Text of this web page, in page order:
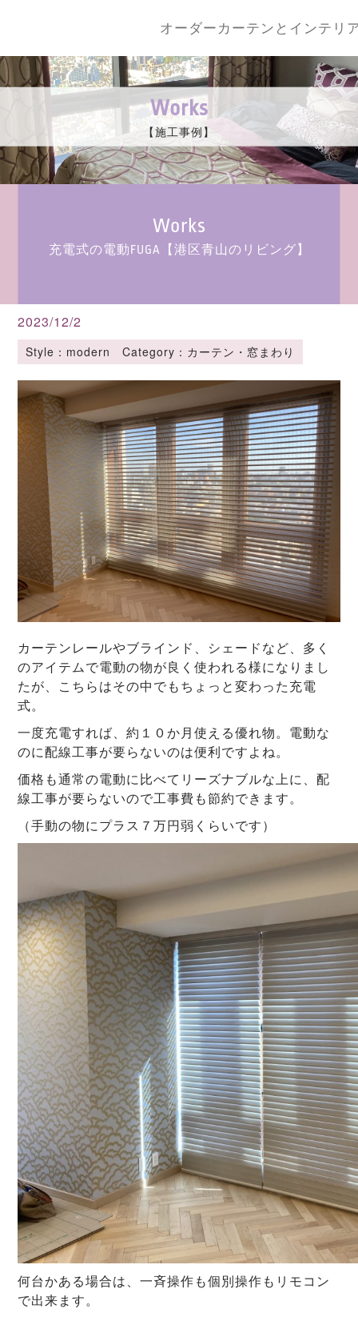
オーダーカーテンとインテリ
Works
【施工事例】
Works
充電式の電動FUGA【港区青山のリビング】
2023/12/2
Style：modern Category：カーテン・窓まわり
カーテンレールやブラインド、シェードなど、多く
のアイテムで電動の物が良く使われる様になりまし
たが、こちらはその中でもちょっと変わった充電
式。
一度充電すれば、約１０か月使える優れ物。電動な
のに配線工事が要らないのは便利ですよね。
価格も通常の電動に比べてリーズナブルな上に、配
線工事が要らないので工事費も節約できます。
（手動の物にプラス７万円弱くらいです）
何台かある場合は、一斉操作も個別操作もリモコン
で出来ます。